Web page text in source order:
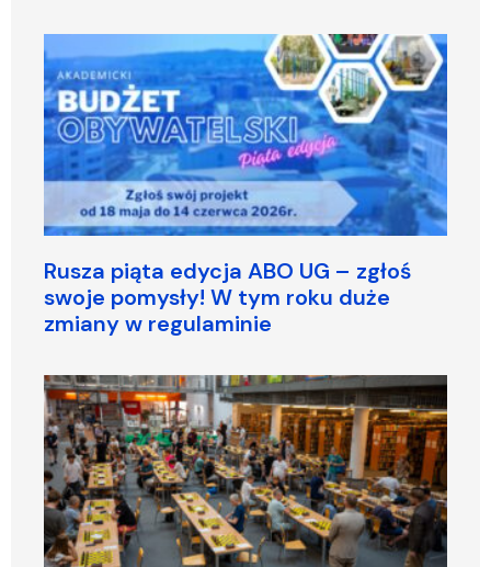
Rusza piąta edycja ABO UG – zgłoś
swoje pomysły! W tym roku duże
zmiany w regulaminie